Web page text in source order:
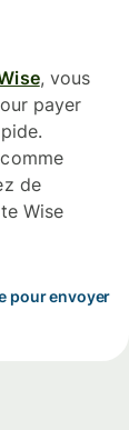
, vous
payer
de
Wise
pour envoyer